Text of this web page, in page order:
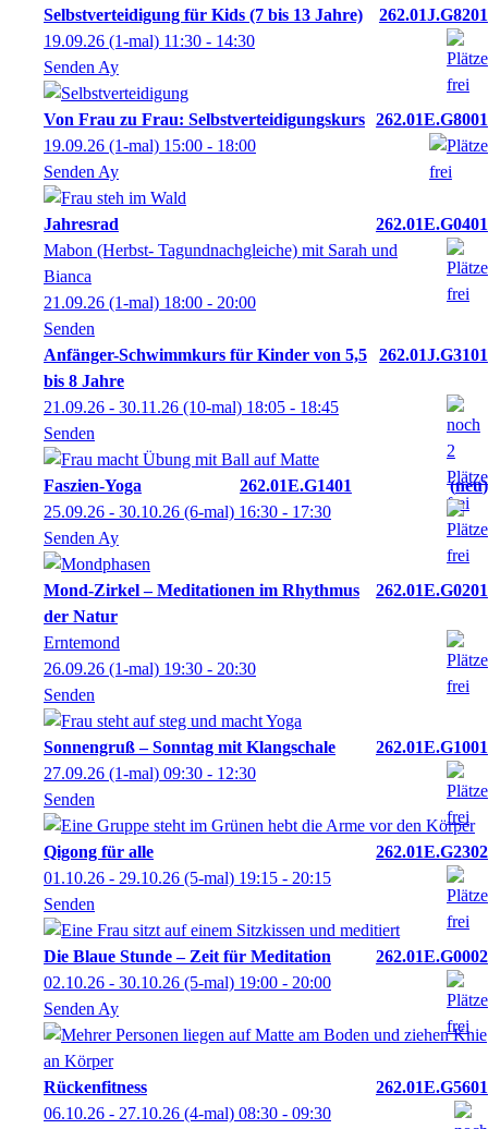
Selbstverteidigung für Kids (7 bis 13 Jahre)
262.01J.G8201
19.09.26 (1-mal) 11:30 - 14:30
Senden Ay
Von Frau zu Frau: Selbstverteidigungskurs 262.01E.G8001
19.09.26 (1-mal) 15:00 - 18:00
Senden Ay
Jahresrad
262.01E.G0401
Mabon (Herbst- Tagundnachgleiche) mit Sarah und
Bianca
21.09.26 (1-mal) 18:00 - 20:00
Senden
Anfänger-Schwimmkurs für Kinder von 5,5
bis 8 Jahre
262.01J.G3101
21.09.26 - 30.11.26 (10-mal) 18:05 - 18:45
Senden
Faszien-Yoga 262.01E.G1401
neu
25.09.26 - 30.10.26 (6-mal) 16:30 - 17:30
Senden Ay
Mond-Zirkel – Meditationen im Rhythmus
der Natur
262.01E.G0201
Erntemond
26.09.26 (1-mal) 19:30 - 20:30
Senden
Sonnengruß – Sonntag mit Klangschale
262.01E.G1001
27.09.26 (1-mal) 09:30 - 12:30
Senden
Qigong für alle
262.01E.G2302
01.10.26 - 29.10.26 (5-mal) 19:15 - 20:15
Senden
Die Blaue Stunde – Zeit für Meditation
262.01E.G0002
02.10.26 - 30.10.26 (5-mal) 19:00 - 20:00
Senden Ay
Rückenfitness
262.01E.G5601
06.10.26 - 27.10.26 (4-mal) 08:30 - 09:30